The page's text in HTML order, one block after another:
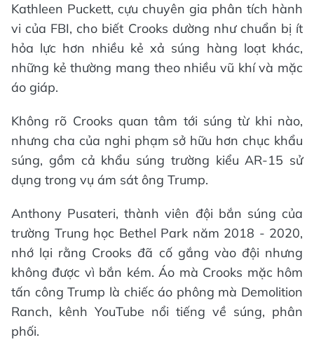
Kathleen Puckett, cựu chuyên gia phân tích hành
vi của FBI, cho biết Crooks dường như chuẩn bị ít
hỏa lực hơn nhiều kẻ xả súng hàng loạt khác,
những kẻ thường mang theo nhiều vũ khí và mặc
áo giáp.
Không rõ Crooks quan tâm tới súng từ khi nào,
nhưng cha của nghi phạm sở hữu hơn chục khẩu
súng, gồm cả khẩu súng trường kiểu AR-15 sử
dụng trong vụ ám sát ông Trump.
Anthony Pusateri, thành viên đội bắn súng của
trường Trung học Bethel Park năm 2018 - 2020,
nhớ lại rằng Crooks đã cố gắng vào đội nhưng
không được vì bắn kém. Áo mà Crooks mặc hôm
tấn công Trump là chiếc áo phông mà Demolition
Ranch, kênh YouTube nổi tiếng về súng, phân
phối.